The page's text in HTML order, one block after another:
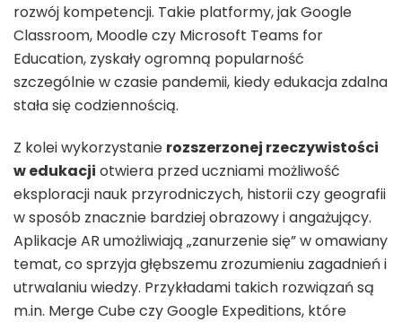
rozwój kompetencji. Takie platformy, jak Google
Classroom, Moodle czy Microsoft Teams for
Education, zyskały ogromną popularność
szczególnie w czasie pandemii, kiedy edukacja zdalna
stała się codziennością.
Z kolei wykorzystanie rozszerzonej rzeczywistości
w edukacji otwiera przed uczniami możliwość
eksploracji nauk przyrodniczych, historii czy geografii
w sposób znacznie bardziej obrazowy i angażujący.
Aplikacje AR umożliwiają „zanurzenie się” w omawiany
temat, co sprzyja głębszemu zrozumieniu zagadnień i
utrwalaniu wiedzy. Przykładami takich rozwiązań są
m.in. Merge Cube czy Google Expeditions, które